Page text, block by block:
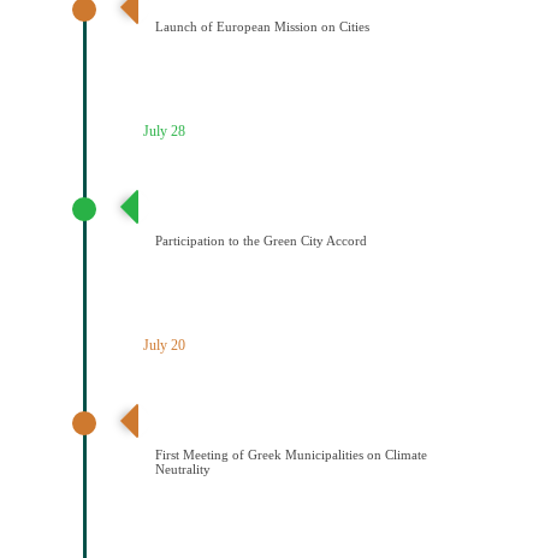
Launch of European Mission on Cities
July 28
Participation to the Green City Accord
July 20
First Meeting of Greek Municipalities on Climate
Neutrality